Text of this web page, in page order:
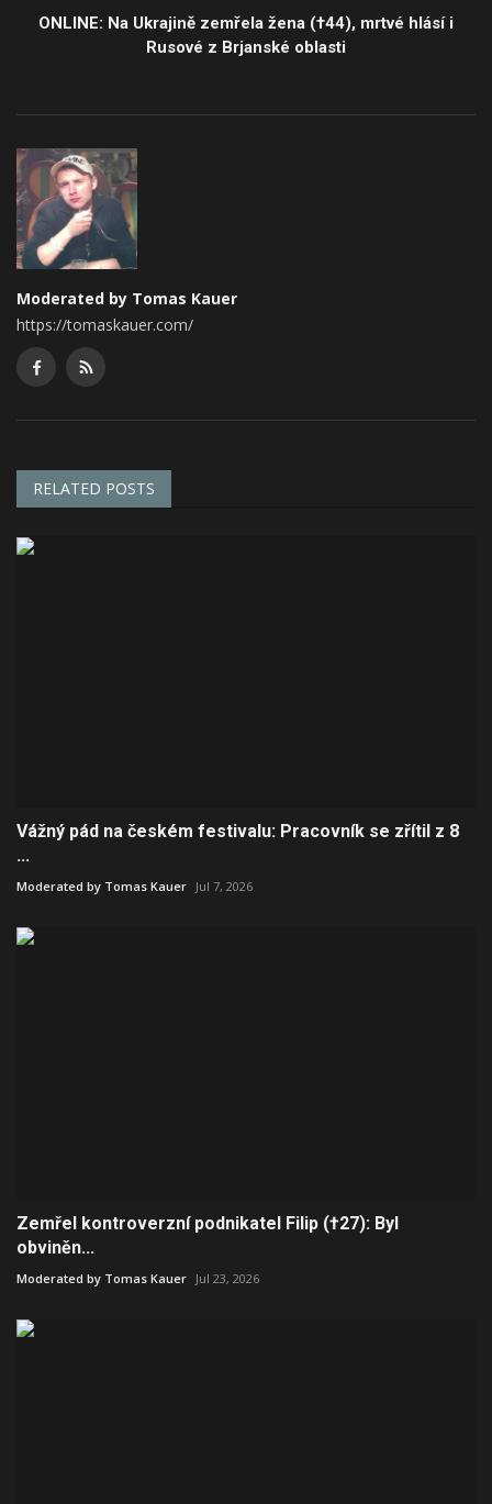
ONLINE: Na Ukrajině zemřela žena (†44), mrtvé hlásí i
Rusové z Brjanské oblasti
Moderated by Tomas Kauer
https://tomaskauer.com/
RELATED POSTS
Vážný pád na českém festivalu: Pracovník se zřítil z 8
...
Moderated by Tomas Kauer Jul 7, 2026
Zemřel kontroverzní podnikatel Filip (†27): Byl
obviněn...
Moderated by Tomas Kauer Jul 23, 2026